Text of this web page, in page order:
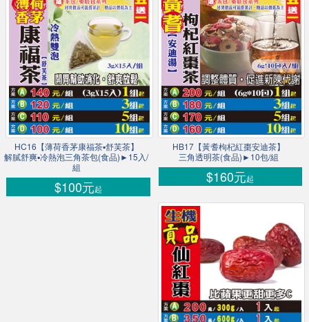
HC16【薄荷香茅康福茶▪舒芙茶】
解膩舒爽▪冷熱泡三角茶包(食品)►15入/
組
$100元起
HB17【黃耆枸杞紅棗安迪茶】
三角透明茶(食品)►10包/組
$160元起